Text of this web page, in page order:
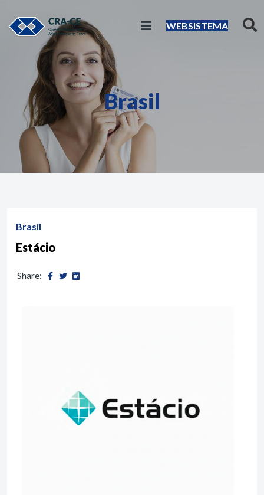
WEBSISTEMA
Brasil
Brasil
Estácio
Share: